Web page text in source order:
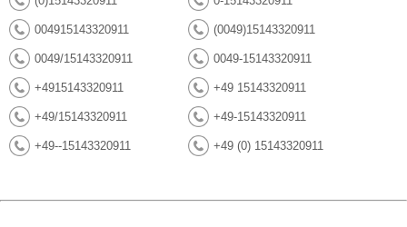
004915143320911 (0049)15143320911
0049/15143320911 0049-15143320911
+4915143320911 +49 15143320911
+49/15143320911 +49-15143320911
+49--15143320911 +49 (0) 15143320911